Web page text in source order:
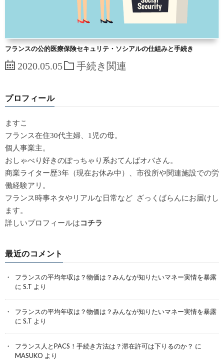
フランスの公的医療保険セキュリテ・ソシアルの仕組みと手続き
2020.05.05 手続き関連
プロフィール
ますこ
フランス在住30代主婦、1児の母。
個人事業主。
おしゃべり好きのぽっちゃり系おてんばオバさん。
商業ライター歴3年（現在お休み中）、市役所や関連施設での労
働経験アリ。
フランス時事ネタやリアルな日常など ざっくばらんにお届けし
ます。
詳しいプロフィールはコチラ
最近のコメント
フランスの平均年収は？物価は？みんなが知りたいマネー実情を暴露
に S.T より
フランスの平均年収は？物価は？みんなが知りたいマネー実情を暴露
に S.T より
フランス人とPACS！手続き方法は？滞在許可は下りるのか？ に
MASUKO より